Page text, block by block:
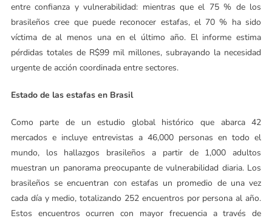
entre confianza y vulnerabilidad: mientras que el 75 % de los
brasileños cree que puede reconocer estafas, el 70 % ha sido
víctima de al menos una en el último año. El informe estima
pérdidas totales de R$99 mil millones, subrayando la necesidad
urgente de acción coordinada entre sectores.
Estado de las estafas en Brasil
Como parte de un estudio global histórico que abarca 42
mercados e incluye entrevistas a 46,000 personas en todo el
mundo, los hallazgos brasileños a partir de 1,000 adultos
muestran un panorama preocupante de vulnerabilidad diaria. Los
brasileños se encuentran con estafas un promedio de una vez
cada día y medio, totalizando 252 encuentros por persona al año.
Estos encuentros ocurren con mayor frecuencia a través de